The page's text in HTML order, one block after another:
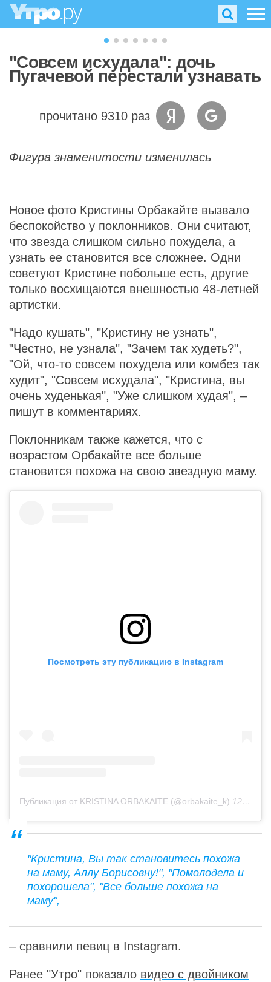
"Совсем исхудала": дочь
Пугачевой перестали узнавать
прочитано 9310 раз
Фигура знаменитости изменилась
Новое фото Кристины Орбакайте вызвало
беспокойство у поклонников. Они считают,
что звезда слишком сильно похудела, а
узнать ее становится все сложнее. Одни
советуют Кристине побольше есть, другие
только восхищаются внешностью 48-летней
артистки.
"Надо кушать", "Кристину не узнать",
"Честно, не узнала", "Зачем так худеть?",
"Ой, что-то совсем похудела или комбез так
худит", "Совсем исхудала", "Кристина, вы
очень худенькая", "Уже слишком худая", –
пишут в комментариях.
Поклонникам также кажется, что с
возрастом Орбакайте все больше
становится похожа на свою звездную маму.
Посмотреть эту публикацию в Instagram
Публикация от KRISTINA ORBAKAITE (@orbakaite_k) 12 Авг 2019 в 4:01 PDT
"Кристина, Вы так становитесь похожа
на маму, Аллу Борисовну!", "Помолодела и
похорошела", "Все больше похожа на
маму",
– сравнили певиц в Instagram.
Ранее "Утро" показало видео с двойником